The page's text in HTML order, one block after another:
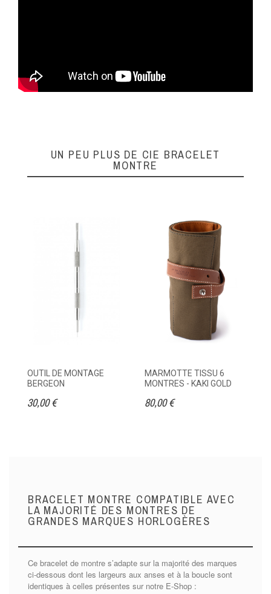
UN PEU PLUS DE CIE BRACELET
MONTRE
OUTIL DE MONTAGE
BERGEON
30,00 €
MARMOTTE TISSU 6
MONTRES - KAKI GOLD
80,00 €
BRACELET MONTRE COMPATIBLE AVEC
LA MAJORITÉ DES MONTRES DE
GRANDES MARQUES HORLOGÈRES
Ce bracelet de montre s’adapte sur la majorité des marques
ci-dessous dont les largeurs aux anses et à la boucle sont
identiques à celles présentes sur notre E-Shop :